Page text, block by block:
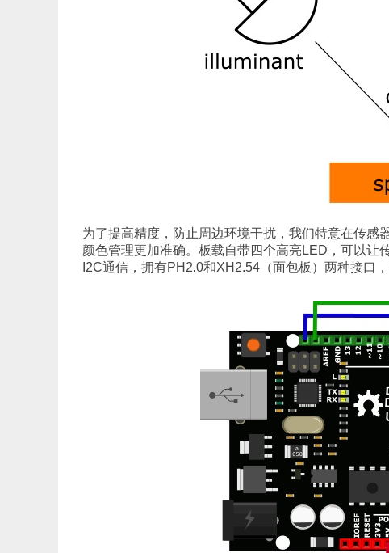
为了提高精度，防止周边环境干扰，我们特意在传感
颜色管理更加准确。板载自带四个高亮LED，可以让
I2C通信，拥有PH2.0和XH2.54（面包板）两种接口